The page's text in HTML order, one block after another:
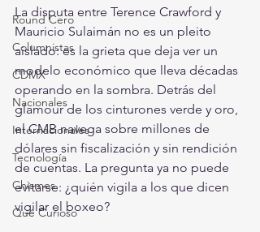
Round Cero
Columnistas
CDMX
Nacionales
Internacionales
Tecnología
Chismes
Qué Curioso
La disputa entre Terence Crawford y
Mauricio Sulaimán no es un pleito
aislado: es la grieta que deja ver un
modelo económico que lleva décadas
operando en la sombra. Detrás del
glamour de los cinturones verde y oro,
el CMB navega sobre millones de
dólares sin fiscalización y sin rendición
de cuentas. La pregunta ya no puede
evitarse: ¿quién vigila a los que dicen
vigilar el boxeo?